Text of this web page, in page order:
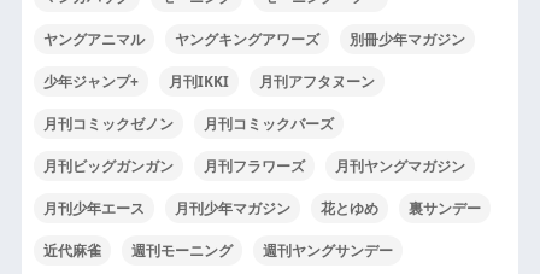
ヤングアニマル ヤングキングアワーズ 別冊少年マガジン
少年ジャンプ+ 月刊IKKI 月刊アフタヌーン
月刊コミックゼノン 月刊コミックバーズ
月刊ビッグガンガン 月刊フラワーズ 月刊ヤングマガジン
月刊少年エース 月刊少年マガジン 花とゆめ 裏サンデー
近代麻雀 週刊モーニング 週刊ヤングサンデー